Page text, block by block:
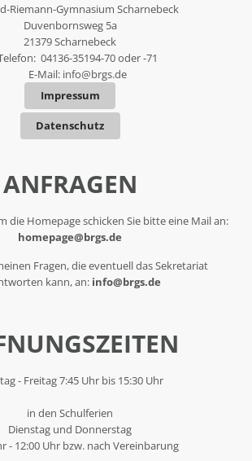
Riemann-Gymnasium Scharnebeck
Duvenbornsweg 5a
21379 Scharnebeck
04136-35194-70 oder -71
E-Mail: info@brgs.de
Impressum
Datenschutz
ANFRAGEN
die Homepage schicken Sie bitte eine Mail an:
homepage@brgs.de
Fragen, die eventuell das Sekretariat
kann, an: info@brgs.de
- Freitag 7:45 Uhr bis 15:30 Uhr
in den Schulferien
Dienstag und Donnerstag
- 12:00 Uhr bzw. nach Vereinbarung